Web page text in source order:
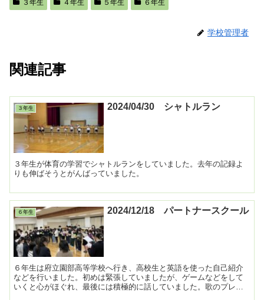
３年生 ４年生 ５年生 ６年生
学校管理者
関連記事
３年生 2024/04/30 シャトルラン
３年生が体育の学習でシャトルランをしていました。去年の記録よ
りも伸ばそうとがんばっていました。
６年生 2024/12/18 パートナースクール
６年生は府立園部高等学校へ行き、高校生と英語を使った自己紹介
などを行いました。初めは緊張していましたが、ゲームなどをして
いくと心がほぐれ、最後には積極的に話していました。歌のプレゼ